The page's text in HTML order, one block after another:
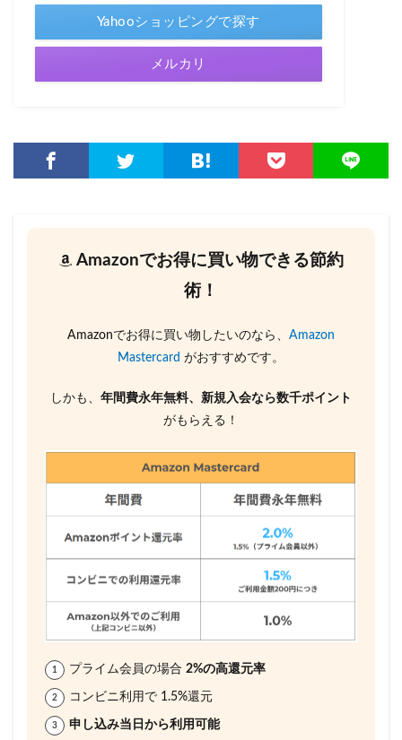
Yahooショッピングで探す
メルカリ
Amazonでお得に買い物できる節約
術！
Amazonでお得に買い物したいのなら、 Amazon
Mastercard がおすすめです。
しかも、 年間費永年無料、新規入会なら数千ポイント
がもらえる！
プライム会員の場合 2%の高還元率
コンビニ利用で 1.5%還元
申し込み当日から利用可能